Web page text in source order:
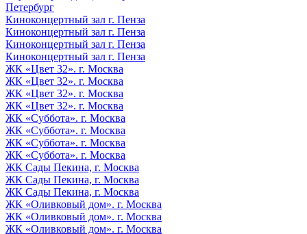
Петербург
Киноконцертный зал г. Пенза
Киноконцертный зал г. Пенза
Киноконцертный зал г. Пенза
Киноконцертный зал г. Пенза
ЖК «Цвет 32». г. Москва
ЖК «Цвет 32». г. Москва
ЖК «Цвет 32». г. Москва
ЖК «Цвет 32». г. Москва
ЖК «Суббота». г. Москва
ЖК «Суббота». г. Москва
ЖК «Суббота». г. Москва
ЖК «Суббота». г. Москва
ЖК Сады Пекина, г. Москва
ЖК Сады Пекина, г. Москва
ЖК Сады Пекина, г. Москва
ЖК «Оливковый дом». г. Москва
ЖК «Оливковый дом». г. Москва
ЖК «Оливковый дом». г. Москва